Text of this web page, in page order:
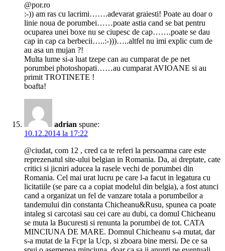
@por.ro
:-)) am ras cu lacrimi…….adevarat graiesti! Poate au doar o
linie noua de porumbei……poate astia cand se bat pentru
ocuparea unei boxe nu se ciupesc de cap…….poate se dau
cap in cap ca berbecii…..:-)))…..altfel nu imi explic cum de
au asa un mujan ?!
Multa lume si-a luat tzepe can au cumparat de pe net
porumbei photoshopati……au cumparat AVIOANE si au
primit TROTINETE !
boafta!
adrian spune:
10.12.2014 la 17:22
@ciudat, com 12 , cred ca te referi la persoamna care este
reprezenatul site-ului belgian in Romania. Da, ai dreptate, cate
critici si jicniri aducea la rasele vechi de porumbei din
Romania. Cel mai urat lucru pe care l-a facut in legatura cu
licitatiile (se pare ca a copiat modelul din belgia), a fost atunci
cand a organizat un fel de vanzare totala a porumbeilor a
tandemului din constanta Chicheanu&Rusu, spunea ca poate
intaleg si carcotasi sau cei care au dubi, ca domul Chicheanu
se muta la Bucuresti si renunta la porumbei de tot. CATA
MINCIUNA DE MARE. Domnul Chicheanu s-a mutat, dar
s-a mutat de la Fcpr la Ucp, si zboara bine mersi. De ce sa